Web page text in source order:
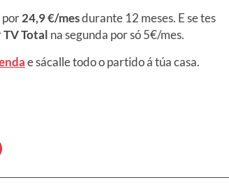
por24,9 €/mesdurante 12 meses. E se tes
TV Total na segunda por só 5€/mes.
e sácalle todo o partido á túa casa.